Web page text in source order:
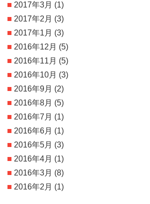
2017年3月 (1)
2017年2月 (3)
2017年1月 (3)
2016年12月 (5)
2016年11月 (5)
2016年10月 (3)
2016年9月 (2)
2016年8月 (5)
2016年7月 (1)
2016年6月 (1)
2016年5月 (3)
2016年4月 (1)
2016年3月 (8)
2016年2月 (1)